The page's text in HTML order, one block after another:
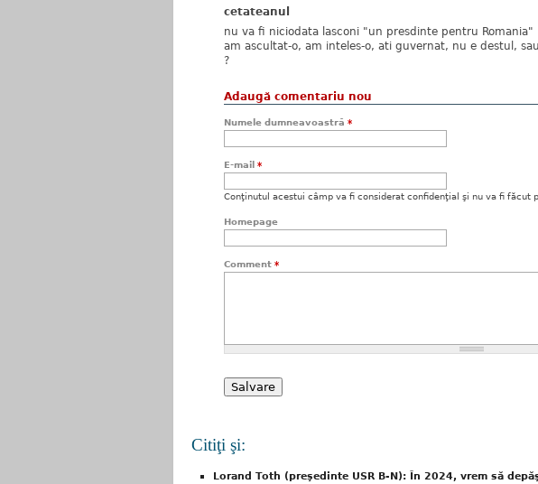
cetateanul
nu va fi niciodata lasconi "un presdinte pentru Romania"
am ascultat-o, am inteles-o, ati guvernat, nu e destul,
?
Adaugă comentariu nou
Numele dumneavoastră *
E-mail *
Conţinutul acestui câmp va fi considerat confidenţial şi nu va fi făcut
Homepage
Comment *
Citiţi şi:
Lorand Toth (preşedinte USR B-N): În 2024, vrem să